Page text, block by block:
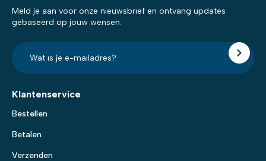
Meld je aan voor onze nieuwsbrief en ontvang updates
gebaseerd op jouw wensen.
E-
mailadres?
*
Klantenservice
Bestellen
Betalen
Verzenden